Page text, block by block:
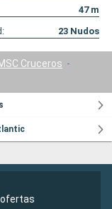
47m
23 Nudos
Cruceros